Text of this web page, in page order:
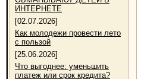
ИНТЕРНЕТЕ
[02.07.2026]
Как молодежи провести лето
с пользой
[25.06.2026]
Что выгоднее: уменьшить
платеж или срок кредита?